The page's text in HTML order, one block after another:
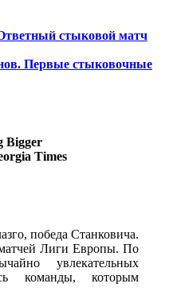
стыковой матч
Первые стыковочные
Bigger
Times
победа Станковича.
Лиги Европы. По
увлекательных
команды, которым